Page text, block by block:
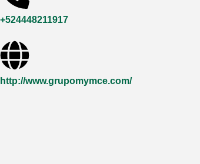
+524448211917
http://www.grupomymce.com/